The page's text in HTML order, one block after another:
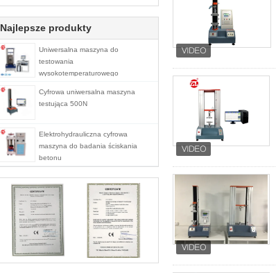
Najlepsze produkty
Uniwersalna maszyna do
testowania
wysokotemperaturowego
stacjonarnego
Cyfrowa uniwersalna maszyna
testująca 500N
Elektrohydrauliczna cyfrowa
maszyna do badania ściskania
betonu